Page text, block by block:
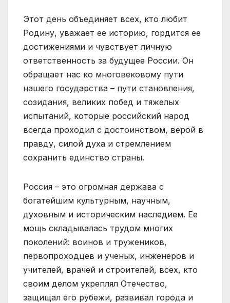
Этот день объединяет всех, кто любит
Родину, уважает ее историю, гордится ее
достижениями и чувствует личную
ответственность за будущее России. Он
обращает нас ко многовековому пути
нашего государства – пути становления,
созидания, великих побед и тяжелых
испытаний, которые российский народ
всегда проходил с достоинством, верой в
правду, силой духа и стремлением
сохранить единство страны.
Россия – это огромная держава с
богатейшим культурным, научным,
духовным и историческим наследием. Ее
мощь складывалась трудом многих
поколений: воинов и тружеников,
первопроходцев и ученых, инженеров и
учителей, врачей и строителей, всех, кто
своим делом укреплял Отечество,
защищал его рубежи, развивал города и